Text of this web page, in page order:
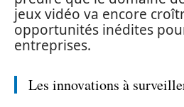
jeux vidéo va encore
opportunités inédites
entreprises.
Les innovations à